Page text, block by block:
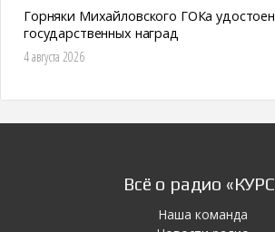
Горняки Михайловского ГОКа
государственных наград
4 августа 2026
Всё о радио
Наша команда